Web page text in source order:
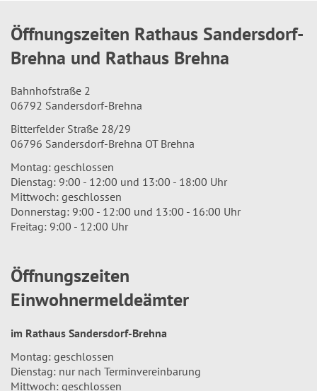
Öffnungszeiten Rathaus Sandersdorf-
Brehna und Rathaus Brehna
Bahnhofstraße 2
06792 Sandersdorf-Brehna
Bitterfelder Straße 28/29
06796 Sandersdorf-Brehna OT Brehna
Montag: geschlossen
Dienstag: 9:00 - 12:00 und 13:00 - 18:00 Uhr
Mittwoch: geschlossen
Donnerstag: 9:00 - 12:00 und 13:00 - 16:00 Uhr
Freitag: 9:00 - 12:00 Uhr
Öffnungszeiten
Einwohnermeldeämter
im Rathaus Sandersdorf-Brehna
Montag: geschlossen
Dienstag: nur nach Terminvereinbarung
Mittwoch: geschlossen